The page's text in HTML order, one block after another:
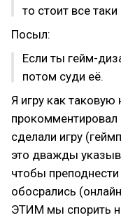
то стоит все
Посыл:
Если ты гейм-
потом суди её.
Я игру как таковую
прокомментировал
сделали игру
это дважды
чтобы
обосрались
ЭТИМ мы спорить